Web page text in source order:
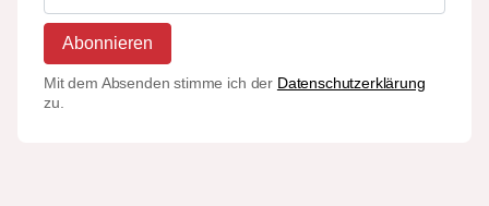
Abonnieren
Mit dem Absenden stimme ich der Datenschutzerklärung
zu.